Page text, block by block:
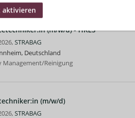
(m/w/d) - HKLS
STRABAG
Deutschland
Management/Reinigung
(m/w/d)
STRABAG